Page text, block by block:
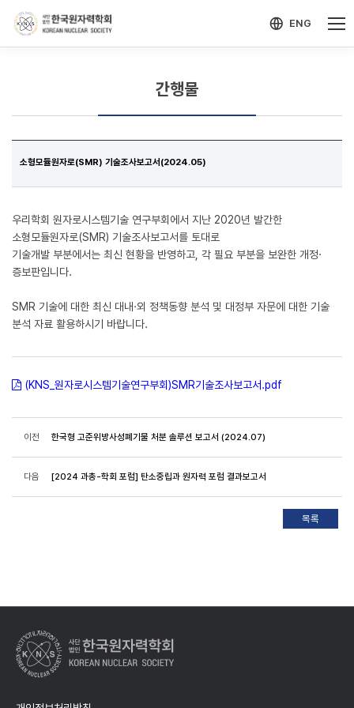
ENG
간행물
소형모듈원자로(SMR) 기술조사보고서(2024.05)
우리학회 원자로시스템기술 연구부회에서 지난 2020년 발간한
소형모듈원자로(SMR) 기술조사보고서를 토대로
기술개발 부분에서는 최신 현황을 반영하고, 각 필요 부분을 보완한 개정·
증보판입니다.
SMR 기술에 대한 최신 대내·외 정책동향 분석 및 대정부 자문에 대한 기술
분석 자료 활용하시기 바랍니다.
(KNS_원자로시스템기술연구부회)SMR기술조사보고서.pdf
이전 한국형 고준위방사성폐기물 처분 솔루션 보고서 (2024.07)
다음 [2024 과총-학회 포럼] 탄소중립과 원자력 포럼 결과보고서